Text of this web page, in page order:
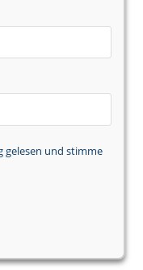
gelesen und stimme